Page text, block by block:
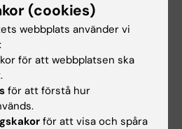
end-to-end model
using long-term
O; Mulliqi N; Fiorentino
Alla författare
(cookies)
webbplats använder vi
för att webbplatsen ska
för att förstå hur
för att visa och spåra